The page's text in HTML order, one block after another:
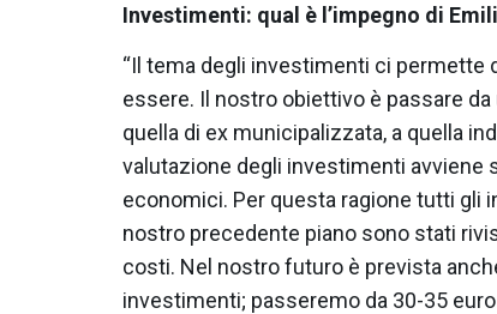
Investimenti: qual è l’impegno di
“Il tema degli investimenti ci permette
essere. Il nostro obiettivo è passare
quella di ex municipalizzata, a quella
valutazione degli investimenti avviene
economici. Per questa ragione tutti gli
nostro precedente piano sono stati
costi. Nel nostro futuro è prevista
investimenti; passeremo da 30-35